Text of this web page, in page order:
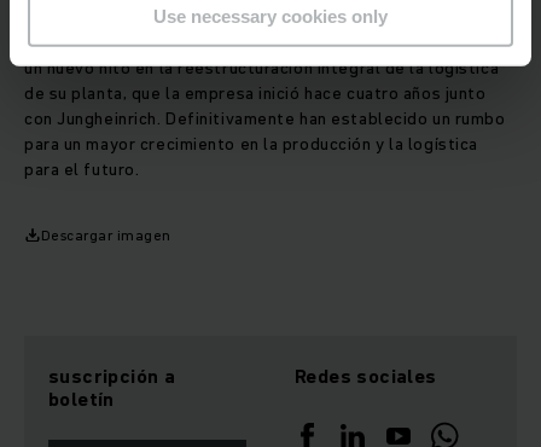
Use necessary cookies only
Con la puesta en marcha de la ampliación, Kracht ha marcado
un nuevo hito en la reestructuración integral de la logística
de su planta, que la empresa inició hace cuatro años junto
con Jungheinrich. Definitivamente han establecido un rumbo
para un mayor crecimiento en la producción y la logística
para el futuro.
Descargar imagen
suscripción a
boletín
Redes sociales